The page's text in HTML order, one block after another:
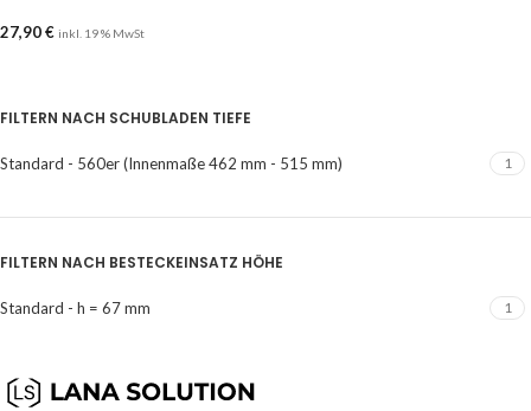
FILTERN NACH SCHUBLADEN TIEFE
Standard - 560er (Innenmaße 462 mm - 515 mm) 1
FILTERN NACH BESTECKEINSATZ HÖHE
Standard - h = 67 mm 1
27,90€ inkl. 19 % MwSt